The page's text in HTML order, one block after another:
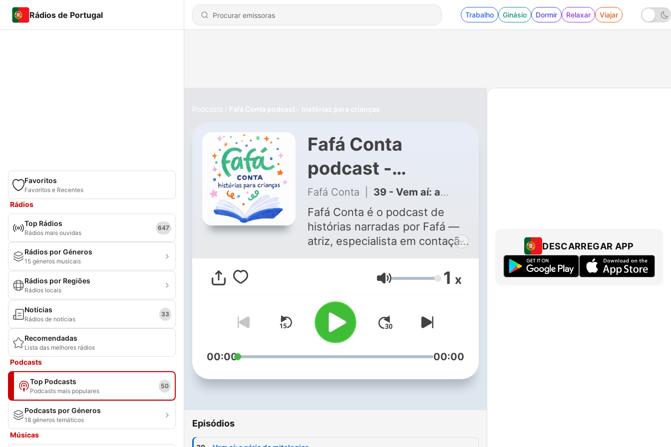
Rádios de Portugal Trabalho Ginásio Dormir Relaxar Viajar
Favoritos
Favoritos e Recentes
Rádios
Top Rádios
Rádios mais ouvidas
647
Rádios por Géneros
15 géneros musicais
Rádios por Regiões
Rádios locais
Notícias
Rádios de notícias
33
Recomendadas
Lista das melhores rádios
Podcasts
Top Podcasts
Podcasts mais populares
50
Podcasts por Géneros
18 géneros temáticos
Músicas
Podcasts Fafá Conta podcast - histórias para crianças
Fafá Conta
podcast -
histórias para
crianças
Fafá Conta 39 - Vem aí: a série de mitologias
Fafá Conta é o podcast de
histórias narradas por Fafá —
atriz, especialista em contação
de histórias e literatura infantil
e juvenil, e mãe de duas
crianças incríveis. Aqui você
encontra contos clássicos,
histórias da tradição oral e
narrativas contemporâneas
escolhidas com critério literário
e respeito à inteligência das
YouTube, onde o canal Fafá
agora você pode ouvir tudo
Volume 1 x
00:00 00:00
Episódios
DESCARREGAR APP